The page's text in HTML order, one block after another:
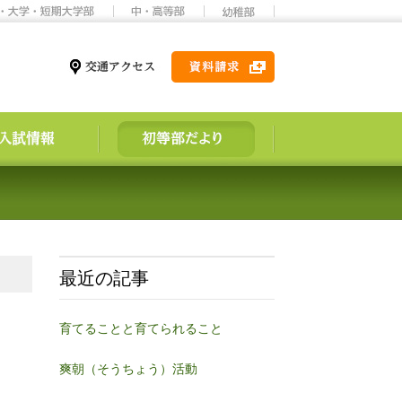
最近の記事
育てることと育てられること
爽朝（そうちょう）活動